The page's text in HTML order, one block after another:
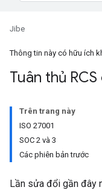
Jibe
Thông tin này có hữu ích
Tuân thủ
Trên trang này
ISO 27001
SOC 2 và 3
Các phiên bản trước
Lần sửa đổi gần đây